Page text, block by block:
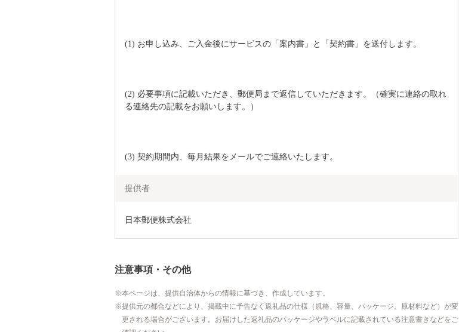
(1) お申し込み、ご入金後にサービスの「案内書」と「契約書」を送付します。
(2) 必要事項に記載いただき、郵便局まで返信していただきます。（確実に連絡の取れ
る連絡先の記載をお願いします。）
(3) 契約期間内、毎月結果をメールでご連絡いたします。
提供者
日本郵便株式会社
注意事項・その他
本ページは、提供自治体からの情報に基づき、作成しています。
提供元の都合などにより、掲載中に予告なく返礼品の仕様（規格、容量、パッケージ、原材料など）が変
更される場合がございます。お届けした返礼品のパッケージやラベルに記載されている注意書きなどをご